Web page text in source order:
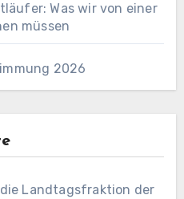
Was wir von einer
müssen
2026
Landtagsfraktion der